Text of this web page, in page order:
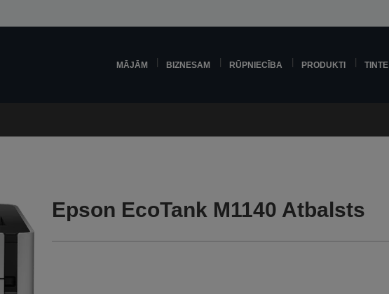
MĀJĀM BIZNESAM RŪPNIECĪBA PRODUKTI TINTE
Epson EcoTank M1140 Atbalsts